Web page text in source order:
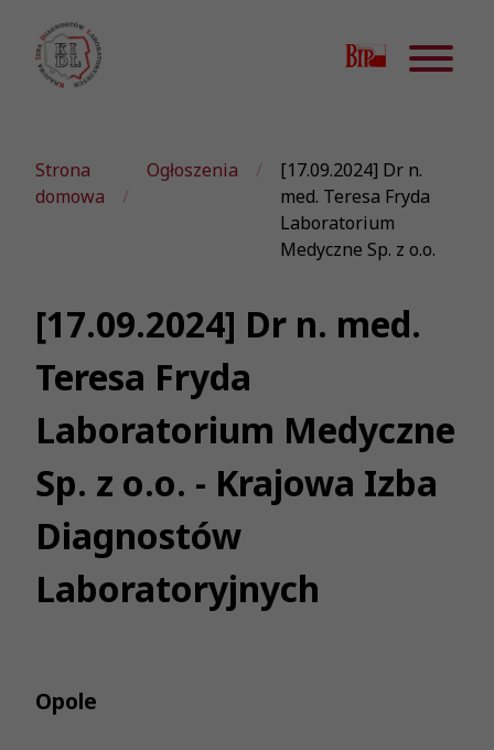
Strona
domowa
Ogłoszenia
[17.09.2024] Dr n.
med. Teresa Fryda
Laboratorium
Medyczne Sp. z o.o.
[17.09.2024] Dr n. med.
Teresa Fryda
Laboratorium Medyczne
Sp. z o.o. - Krajowa Izba
Diagnostów
Laboratoryjnych
Opole